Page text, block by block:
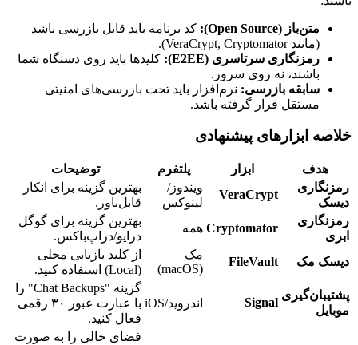
متن‌باز (Open Source):
کد برنامه باید قابل بازرسی باشد
(مانند VeraCrypt, Cryptomator).
رمزنگاری سرتاسری (E2EE):
کلیدها باید روی دستگاه شما
باشند، نه روی سرور.
سابقه بازرسی: نرم‌افزار باید تحت بازرسی‌های امنیتی
مستقل قرار گرفته باشد.
خلاصه ابزارهای پیشنهادی
هدف ابزار پلتفرم
توضیحات
رمزنگاری
دیسک
VeraCrypt
ویندوز/
لینوکس
بهترین گزینه برای انکار
قابل‌باور.
رمزنگاری
ابری
Cryptomator همه
بهترین گزینه برای گوگل
درایو/دراپ‌باکس.
دیسک مک
FileVault
مک
(macOS)
از کلید بازیابی محلی
(Local) استفاده کنید.
پشتیبان‌گیری
موبایل
Signal اندروید/iOS
گزینه "Chat Backups" را
با عبارت عبور ۳۰ رقمی
فعال کنید.
فضای خالی را به صورت